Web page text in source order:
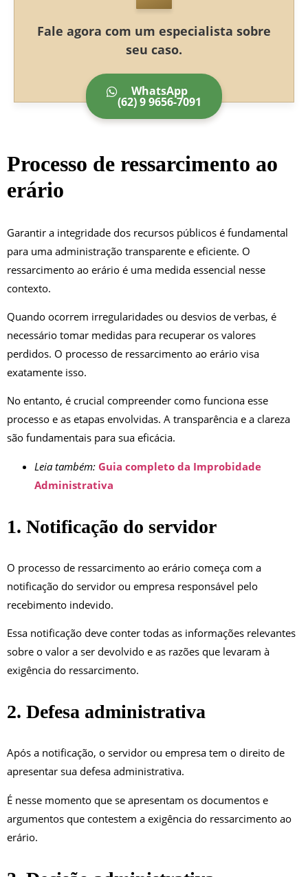
Fale agora com um especialista sobre
seu caso.
WhatsApp
(62) 9 9656-7091
Processo de ressarcimento ao
erário
Garantir a integridade dos recursos públicos é fundamental
para uma administração transparente e eficiente. O
ressarcimento ao erário é uma medida essencial nesse
contexto.
Quando ocorrem irregularidades ou desvios de verbas, é
necessário tomar medidas para recuperar os valores
perdidos. O processo de ressarcimento ao erário visa
exatamente isso.
No entanto, é crucial compreender como funciona esse
processo e as etapas envolvidas. A transparência e a clareza
são fundamentais para sua eficácia.
Leia também: Guia completo da Improbidade
Administrativa
1. Notificação do servidor
O processo de ressarcimento ao erário começa com a
notificação do servidor ou empresa responsável pelo
recebimento indevido.
Essa notificação deve conter todas as informações relevantes
sobre o valor a ser devolvido e as razões que levaram à
exigência do ressarcimento.
2. Defesa administrativa
Após a notificação, o servidor ou empresa tem o direito de
apresentar sua defesa administrativa.
É nesse momento que se apresentam os documentos e
argumentos que contestem a exigência do ressarcimento ao
erário.